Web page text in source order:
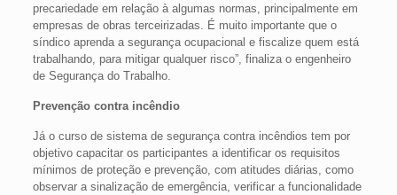
precariedade em relação à algumas normas, principalmente em
empresas de obras terceirizadas. É muito importante que o
síndico aprenda a segurança ocupacional e fiscalize quem está
trabalhando, para mitigar qualquer risco”, finaliza o engenheiro
de Segurança do Trabalho.
Prevenção contra incêndio
Já o curso de sistema de segurança contra incêndios tem por
objetivo capacitar os participantes a identificar os requisitos
mínimos de proteção e prevenção, com atitudes diárias, como
observar a sinalização de emergência, verificar a funcionalidade